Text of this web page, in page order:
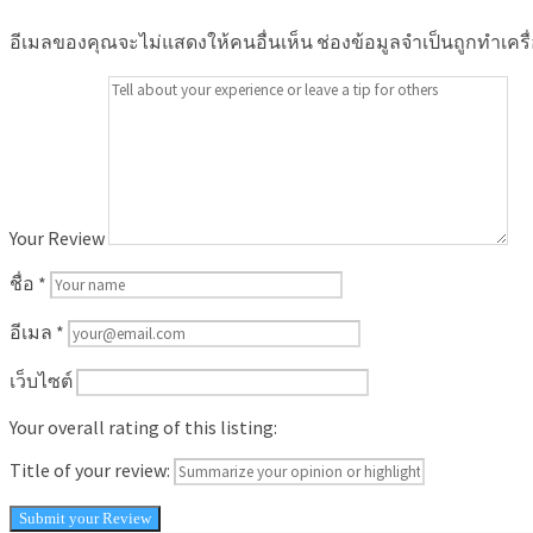
อีเมลของคุณจะไม่แสดงให้คนอื่นเห็น ช่องข้อมูลจำเป็นถูกทำเค
Your Review
ชื่อ *
อีเมล *
เว็บไซต์
Your overall rating of this listing:
Title of your review: